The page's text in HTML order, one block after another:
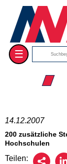
☰
☰ 2007
14.12.2007
200 zusätzliche
Hochschulen
Teilen: